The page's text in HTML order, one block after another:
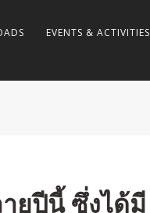
EVENTS & ACTIVITIES
ยปีนี้ ซึ่งได้มี